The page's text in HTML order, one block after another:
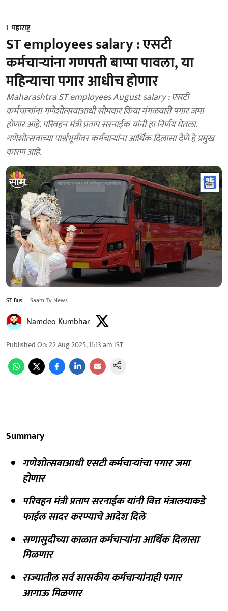
महाराष्ट्र
ST employees salary : एसटी
कर्मचाऱ्यांना गणपती बाप्पा पावला, या
महिन्याचा पगार आधीच होणार
Maharashtra ST employees August salary : एसटी
कर्मचाऱ्यांना गणेशोत्सवाआधी सोमवार किंवा मंगळवारी पगार जमा
होणार आहे. परिवहन मंत्री प्रताप सरनाईक यांनी हा निर्णय घेतला.
गणेशोत्सवाच्या पार्श्वभूमीवर कर्मचाऱ्यांना आर्थिक दिलासा देणे हे प्रमुख
कारण आहे.
ST Bus Saam Tv News
Namdeo Kumbhar
Published On:22 Aug 2025, 11:13 am IST
Summary
गणेशोत्सवाआधी एसटी कर्मचाऱ्यांचा पगार जमा
होणार
परिवहन मंत्री प्रताप सरनाईक यांनी वित्त मंत्रालयाकडे
फाईल सादर करण्याचे आदेश दिले
सणासुदीच्या काळात कर्मचाऱ्यांना आर्थिक दिलासा
मिळणार
राज्यातील सर्व शासकीय कर्मचाऱ्यांनाही पगार
आगाऊ मिळणार